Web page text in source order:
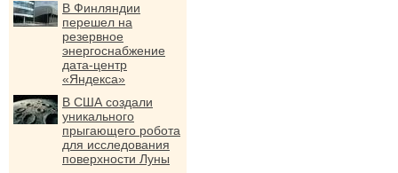
В Финляндии
перешел на
резервное
энергоснабжение
дата-центр
«Яндекса»
В США создали
уникального
прыгающего робота
для исследования
поверхности Луны